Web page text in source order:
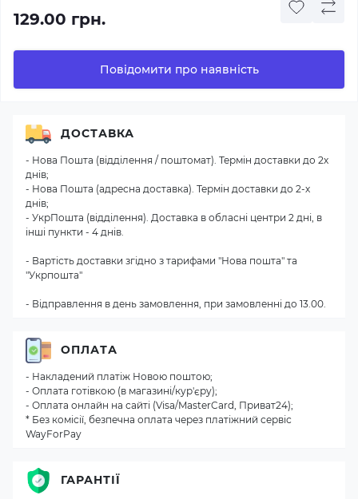
129.00 грн.
Повідомити про наявність
ДОСТАВКА
- Нова Пошта (відділення / поштомат). Термін доставки до 2х
днів;
- Нова Пошта (адресна доставка). Термін доставки до 2-х
днів;
- УкрПошта (відділення). Доставка в обласні центри 2 дні, в
інші пункти - 4 днів.
- Вартість доставки згідно з тарифами "Нова пошта" та
"Укрпошта"
- Відправлення в день замовлення, при замовленні до 13.00.
ОПЛАТА
- Накладений платіж Новою поштою;
- Оплата готівкою (в магазині/кур'єру);
- Оплата онлайн на сайті (Visa/MasterCard, Приват24);
* Без комісії, безпечна оплата через платіжний сервіс
WayForPay
ГАРАНТІЇ